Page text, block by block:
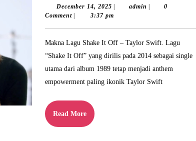
Shake
Off
–
Taylor
Swift
December 14, 2025 December
14,
admin admin0
Comment
3:37 pm
Makna Lagu Shake It Off – Taylor Swift. Lagu
“Shake It Off” yang dirilis pada 2014 sebagai single
utama dari album 1989 tetap menjadi anthem
empowerment paling ikonik Taylor Swift
Read MoreRead
More